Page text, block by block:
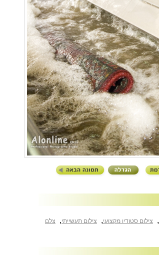
, צילום סטודיו מקצועי, צילום תעשייתי,
צלם